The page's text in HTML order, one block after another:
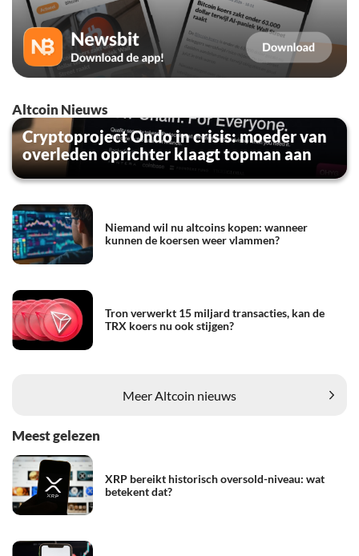
Altcoin Nieuws
Cryptoproject Ondo in crisis: moeder van
overleden oprichter klaagt topman aan
Niemand wil nu altcoins kopen: wanneer
kunnen de koersen weer vlammen?
Tron verwerkt 15 miljard transacties, kan de
TRX koers nu ook stijgen?
Meer Altcoin nieuws
Meest gelezen
XRP bereikt historisch oversold-niveau: wat
betekent dat?